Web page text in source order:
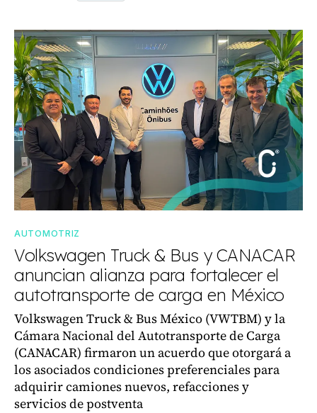
AUTOMOTRIZ
Volkswagen Truck & Bus y CANACAR
anuncian alianza para fortalecer el
autotransporte de carga en México
Volkswagen Truck & Bus México (VWTBM) y la
Cámara Nacional del Autotransporte de Carga
(CANACAR) firmaron un acuerdo que otorgará a
los asociados condiciones preferenciales para
adquirir camiones nuevos, refacciones y
servicios de postventa